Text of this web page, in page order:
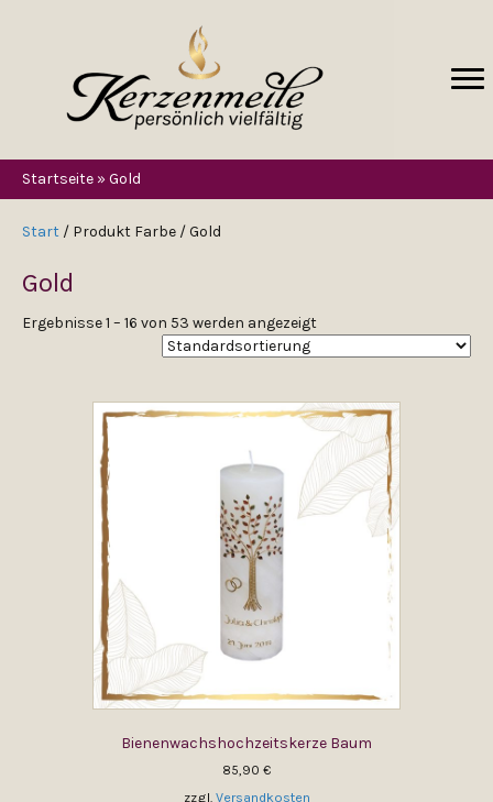
Startseite » Gold
Start / Produkt Farbe / Gold
Gold
Ergebnisse 1 – 16 von 53 werden angezeigt
Bienenwachshochzeitskerze Baum
85,90 €
zzgl. Versandkosten